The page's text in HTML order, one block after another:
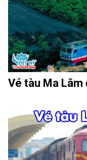
Vé tàu Ma Lâm